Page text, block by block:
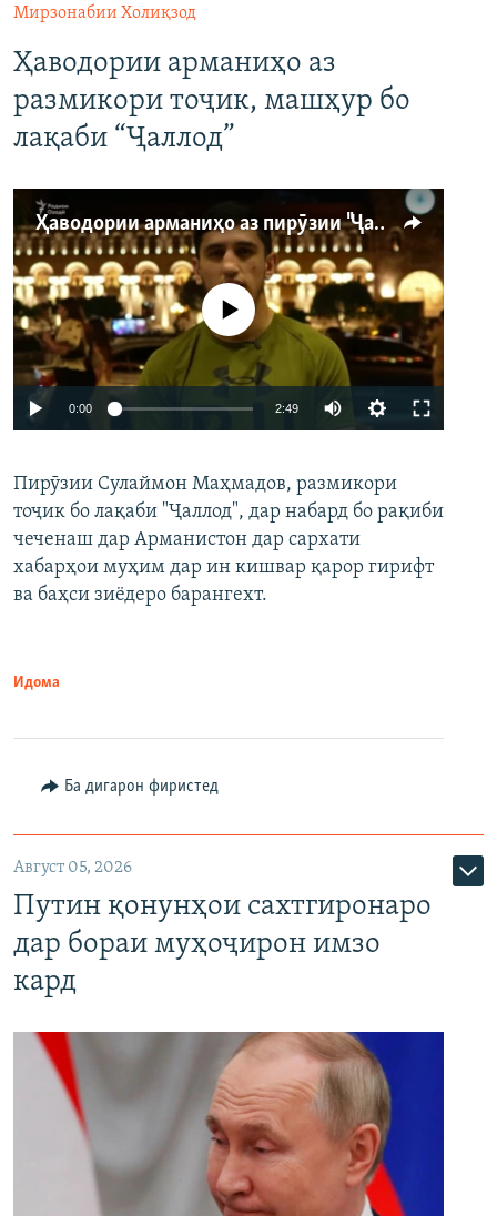
Мирзонабии Холиқзод
Ҳаводории арманиҳо аз
размикори тоҷик, машҳур бо
лақаби “Ҷаллод”
Ҳаводории арманиҳо аз пирӯзии "Ҷаллод"-и тоҷик
Auto 240p 360p 480p
720p 1080p
Феълан кор намекунад
0:00 2:49
360p
480p
Пирӯзии Сулаймон Маҳмадов, размикори
тоҷик бо лақаби "Ҷаллод", дар набард бо рақиби
чеченаш дар Арманистон дар сархати
хабарҳои муҳим дар ин кишвар қарор гирифт
ва баҳси зиёдеро барангехт.
Идома
Ба дигарон фиристед
Август 05, 2026
Путин қонунҳои сахтгиронаро
дар бораи муҳоҷирон имзо
кард